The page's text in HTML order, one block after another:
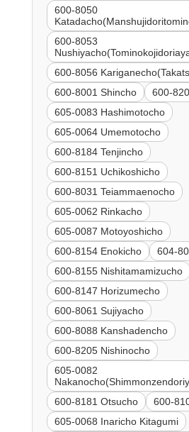
600-8050
600-8053
600-8056
600-8001 Shincho
600-
605-0083 Hashimotocho
605-0064 Umemotocho
600-8184 Tenjincho
600-8151 Uchikoshicho
600-8031 Teiammaenocho
605-0062 Rinkacho
605-0087 Motoyoshicho
600-8154 Enokicho
604-
600-8155 Nishitamamizucho
600-8147 Horizumecho
600-8061 Sujiyacho
600-8088 Kanshadencho
600-8205 Nishinocho
605-0082
600-8181 Otsucho
600-
605-0068 Inaricho Kitagumi